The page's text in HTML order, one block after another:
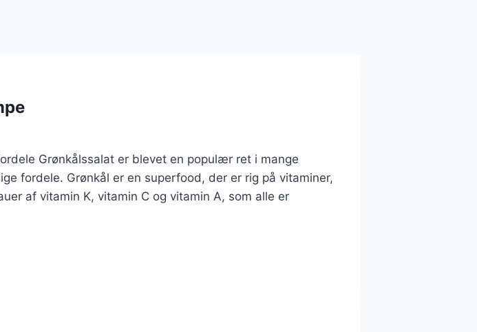
Grønkålssalat er blevet en populær ret i mange
fordele. Grønkål er en superfood, der er rig på vitaminer,
af vitamin K, vitamin C og vitamin A, som alle er